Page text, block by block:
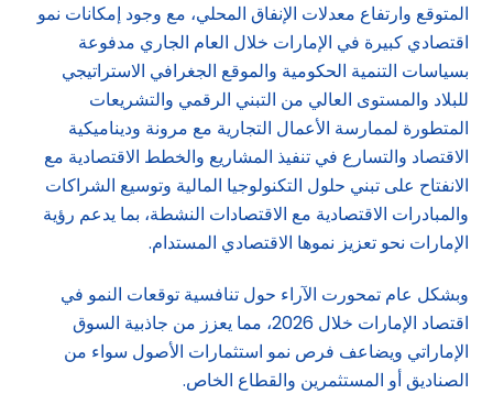
المتوقع وارتفاع معدلات الإنفاق المحلي، مع وجود إمكانات نمو
اقتصادي كبيرة في الإمارات خلال العام الجاري مدفوعة
بسياسات التنمية الحكومية والموقع الجغرافي الاستراتيجي
للبلاد والمستوى العالي من التبني الرقمي والتشريعات
المتطورة لممارسة الأعمال التجارية مع مرونة وديناميكية
الاقتصاد والتسارع في تنفيذ المشاريع والخطط الاقتصادية مع
الانفتاح على تبني حلول التكنولوجيا المالية وتوسيع الشراكات
والمبادرات الاقتصادية مع الاقتصادات النشطة، بما يدعم رؤية
الإمارات نحو تعزيز نموها الاقتصادي المستدام.
وبشكل عام تمحورت الآراء حول تنافسية توقعات النمو في
اقتصاد الإمارات خلال 2026، مما يعزز من جاذبية السوق
الإماراتي ويضاعف فرص نمو استثمارات الأصول سواء من
الصناديق أو المستثمرين والقطاع الخاص.